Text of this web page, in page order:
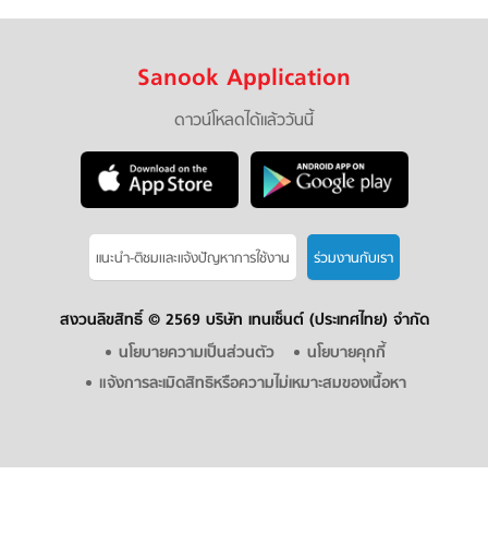
Sanook Application
ดาวน์โหลดได้แล้ววันนี้
แนะนำ-ติชมเเละแจ้งปัญหาการใช้งาน ร่วมงานกับเรา
สงวนลิขสิทธิ์ © 2569 บริษัท เทนเซ็นต์ (ประเทศไทย) จำกัด
นโยบายความเป็นส่วนตัว
นโยบายคุกกี้
แจ้งการละเมิดสิทธิหรือความไม่เหมาะสมของเนื้อหา